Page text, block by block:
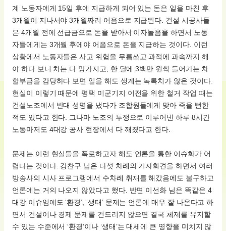
계 노동자에게 15일 후에 지급하게 되어 있는 돈은 일을 마친 후
3개월이 지나서야 3개월짜리 어음으로 지급된다. 건설 시공사들
은 4개월 전에 선급금으로 돈을 받아서 이자놀음을 하면서 노동
자들에게는 3개월 후에야 어음으로 돈을 지급하는 것이다. 이런
상황에서 노동자들은 사고 위험을 무릅쓰고 과적에 과속까지 해
야 하다 보니 차는 다 망가지고, 한 달에 3백만 원씩 들어가는 차
할부금을 감당하다 보면 일을 해도 생계는 녹록치가 않은 것이다.
현실이 이렇기 때문에 평택 미군기지 이전을 위한 철거 작업 때는
건설노조에서 반대 성명을 냈다가 조합원들에게 맞아 죽을 뻔한
적도 있다고 한다. 그나마 노조의 투쟁으로 이루어낸 하루 8시간
노동마저도 4대강 공사 현장에서 다 깨졌다고 한다.
문제는 이런 현실들을 폭로하고자 해도 언론을 통한 이슈화가 어
렵다는 것이다. 강찬구 님은 다섯 차례의 기자회견을 하면서 여러
방송사의 시사 프로그램에서 수차례 취재를 해갔음에도 불구하고
언론에는 거의 나오지 않았다고 했다. 반면 이선화 님은 똑같은 4
대강 이슈임에도 ‘환경’, ‘생태’ 문제는 언론에 매우 잘 나온다고 하
면서 건설이나 경제 문제를 건드리지 않으면 결국 체제를 유지할
수 있는 수준에서 ‘환경’이나 ‘생태’는 대세에 큰 영향을 미치지 않